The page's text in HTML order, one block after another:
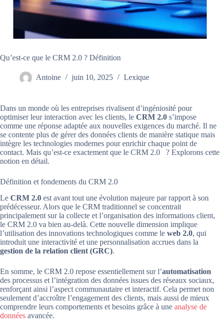
Qu’est-ce que le CRM 2.0 ? Définition
Antoine juin 10, 2025 Lexique
Dans un monde où les entreprises rivalisent d’ingéniosité pour
optimiser leur interaction avec les clients, le CRM 2.0 s’impose
comme une réponse adaptée aux nouvelles exigences du marché. Il ne
se contente plus de gérer des données clients de manière statique mais
intègre les technologies modernes pour enrichir chaque point de
contact. Mais qu’est-ce exactement que le CRM 2.0 ? Explorons cette
notion en détail.
Définition et fondements du CRM 2.0
Le CRM 2.0 est avant tout une évolution majeure par rapport à son
prédécesseur. Alors que le CRM traditionnel se concentrait
principalement sur la collecte et l’organisation des informations client,
le CRM 2.0 va bien au-delà. Cette nouvelle dimension implique
l’utilisation des innovations technologiques comme le web 2.0, qui
introduit une interactivité et une personnalisation accrues dans la
gestion de la relation client (GRC).
En somme, le CRM 2.0 repose essentiellement sur l’automatisation
des processus et l’intégration des données issues des réseaux sociaux,
renforçant ainsi l’aspect communautaire et interactif. Cela permet non
seulement d’accroître l’engagement des clients, mais aussi de mieux
comprendre leurs comportements et besoins grâce à une analyse de
données avancée.